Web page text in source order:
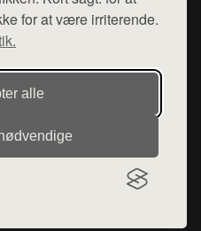
for at være irriterende.
alle
Cookie- og privatlivspolitik
der udgiver en række
af forskellige produkter fra
varer fra denne side - vi